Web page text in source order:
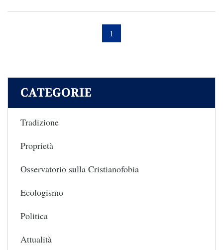
1
CATEGORIE
Tradizione
Proprietà
Osservatorio sulla Cristianofobia
Ecologismo
Politica
Attualità